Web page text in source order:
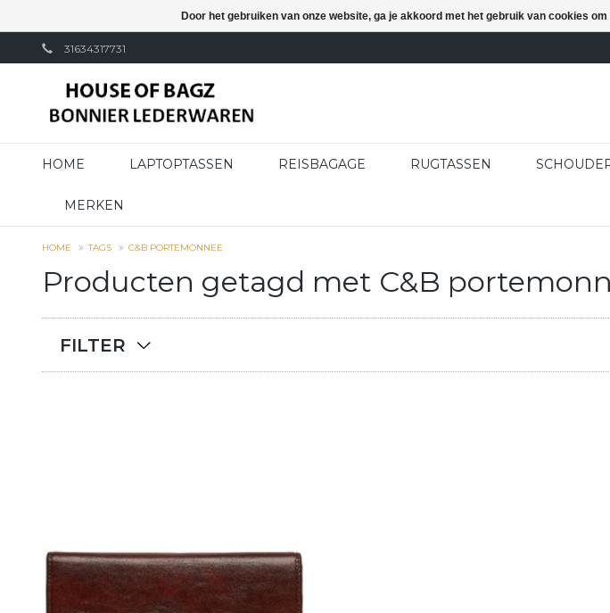
31634317731
HOME LAPTOPTASSEN REISBAGAGE RUGTASSEN
MERKEN
HOME TAGS C&B PORTEMONNEE
Producten getagd met C&B
FILTER
Door het gebruiken van onze website, ga je akkoord met het gebruik van cookies